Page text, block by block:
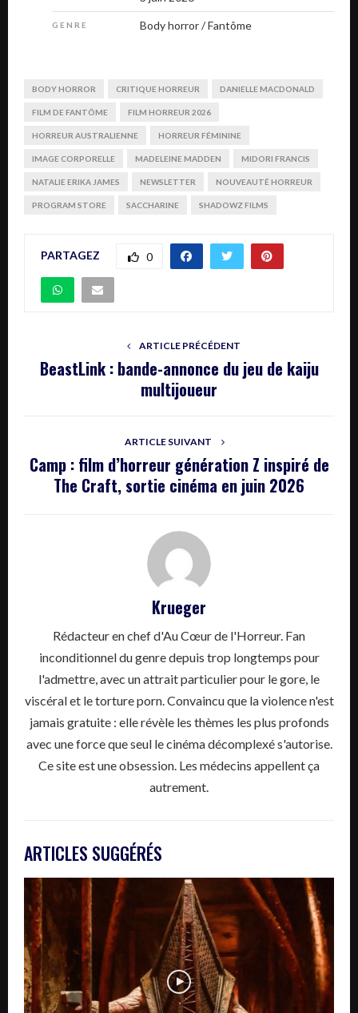
GENRE Body horror / Fantôme
BODY HORROR CRITIQUE HORREUR DANIELLE MACDONALD
FILM DE FANTÔME FILM HORREUR 2026
HORREUR AUSTRALIENNE HORREUR FÉMININE
IMAGE CORPORELLE MADELEINE MADDEN MIDORI FRANCIS
NATALIE ERIKA JAMES NEWSLETTER NOUVEAUTÉ HORREUR
PROGRAM STORE SACCHARINE SHADOWZ FILMS
PARTAGEZ 0
ARTICLE PRÉCÉDENT
BeastLink : bande-annonce du jeu de kaiju
multijoueur
ARTICLE SUIVANT
Camp : film d’horreur génération Z inspiré de
The Craft, sortie cinéma en juin 2026
Krueger
Rédacteur en chef d'Au Cœur de l'Horreur. Fan
inconditionnel du genre depuis trop longtemps pour
l'admettre, avec un attrait particulier pour le gore, le
viscéral et le torture porn. Convaincu que la violence n'est
jamais gratuite : elle révèle les thèmes les plus profonds
avec une force que seul le cinéma décomplexé s'autorise.
Ce site est une obsession. Les médecins appellent ça
autrement.
ARTICLES SUGGÉRÉS